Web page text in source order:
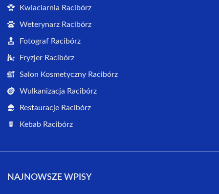
Kwiaciarnia Racibórz
Weterynarz Racibórz
Fotograf Racibórz
Fryzjer Racibórz
Salon Kosmetyczny Racibórz
Wulkanizacja Racibórz
Restauracje Racibórz
Kebab Racibórz
NAJNOWSZE WPISY